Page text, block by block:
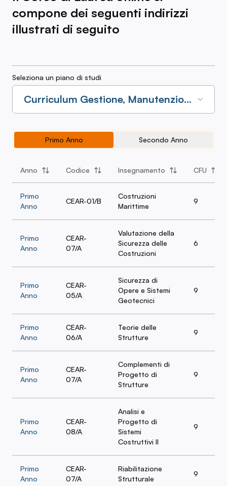
compone dei seguenti indirizzi
illustrati di seguito
Seleziona un piano di studi
Curriculum Gestione, Manutenzione
e Controllo del Costruito
Primo Anno Secondo Anno
Anno Codice Insegnamento CFU
Primo
Anno
CEAR-01/B
Costruzioni
Marittime
9
Primo
Anno
CEAR-
07/A
Valutazione della
Sicurezza delle
Costruzioni
6
Primo
Anno
CEAR-
05/A
Sicurezza di
Opere e Sistemi
Geotecnici
9
Primo
Anno
CEAR-
06/A
Teorie delle
Strutture
9
Primo
Anno
CEAR-
07/A
Complementi di
Progetto di
Strutture
9
Primo
Anno
CEAR-
08/A
Analisi e
Progetto di
Sistemi
Costruttivi II
9
Primo
Anno
CEAR-
07/A
Riabilitazione
Strutturale
9